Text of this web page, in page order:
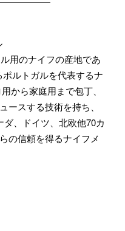
用のナイフの産地であ
ルトガルを代表するナ
から家庭用まで包丁、
ースする技術を持ち、
、ドイツ、北欧他70カ
の信頼を得るナイフメ